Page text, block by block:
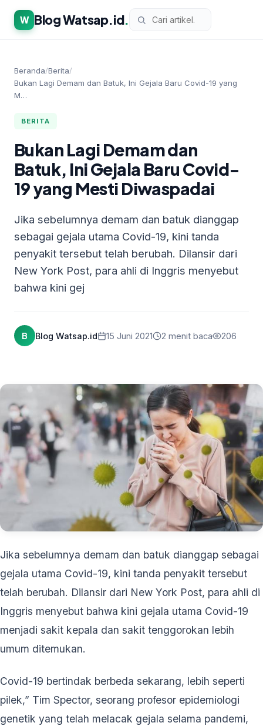
W Blog Watsap.id.
Beranda/Berita/
Bukan Lagi Demam dan Batuk, Ini Gejala Baru Covid-19 yang
M…
BERITA
Bukan Lagi Demam dan
Batuk, Ini Gejala Baru Covid-
19 yang Mesti Diwaspadai
Jika sebelumnya demam dan batuk dianggap
sebagai gejala utama Covid-19, kini tanda
penyakit tersebut telah berubah. Dilansir dari
New York Post, para ahli di Inggris menyebut
bahwa kini gej
B Blog Watsap.id 15 Juni 2021 2 menit baca 206
Jika sebelumnya demam dan batuk dianggap sebagai
gejala utama Covid-19, kini tanda penyakit tersebut
telah berubah. Dilansir dari New York Post, para ahli di
Inggris menyebut bahwa kini gejala utama Covid-19
menjadi sakit kepala dan sakit tenggorokan lebih
umum ditemukan.
Covid-19 bertindak berbeda sekarang, lebih seperti
pilek,” Tim Spector, seorang profesor epidemiologi
genetik yang telah melacak gejala selama pandemi,